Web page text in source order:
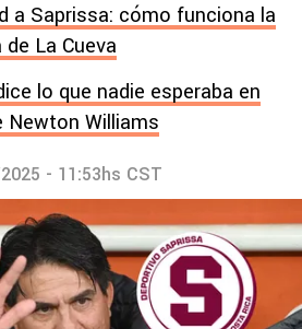
a Saprissa: cómo funciona la
La Cueva
lo que nadie esperaba en
Newton Williams
- 11:53hs CST